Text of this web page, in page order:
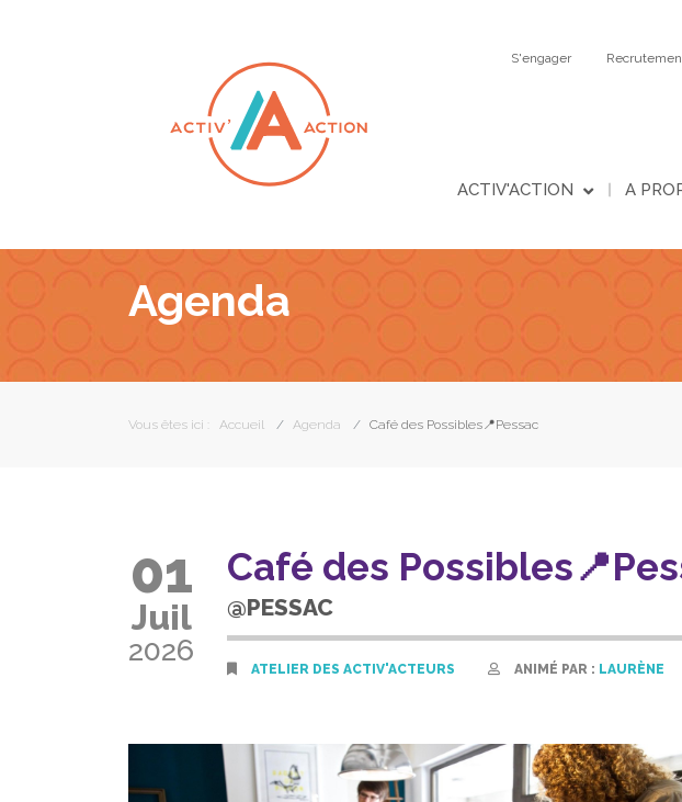
S'engager
ACTIV'ACTION A
Agenda
Vous êtes ici : Accueil Agenda Café des Possibles📍Pessac
01
Juil
2026
Café des
@PESSAC
ATELIER DES ACTIV'ACTEURS ANIMÉ PAR : LAURÈNE